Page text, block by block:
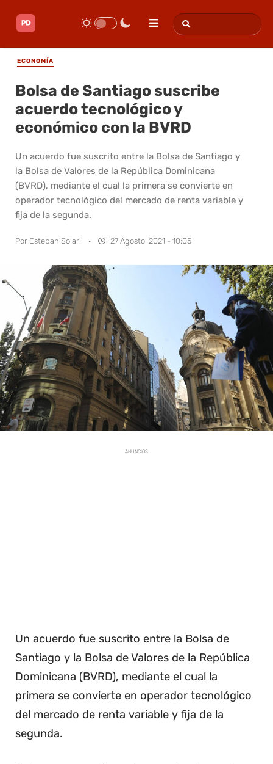
ECONOMÍA
Bolsa de Santiago suscribe
acuerdo tecnológico y
económico con la BVRD
Un acuerdo fue suscrito entre la Bolsa de Santiago y
la Bolsa de Valores de la República Dominicana
(BVRD), mediante el cual la primera se convierte en
operador tecnológico del mercado de renta variable y
fija de la segunda.
Por Esteban Solari · 27 Agosto, 2021 - 10:05
ANUNCIOS
Un acuerdo fue suscrito entre la Bolsa de
Santiago y la Bolsa de Valores de la República
Dominicana (BVRD), mediante el cual la
primera se convierte en operador tecnológico
del mercado de renta variable y fija de la
segunda.